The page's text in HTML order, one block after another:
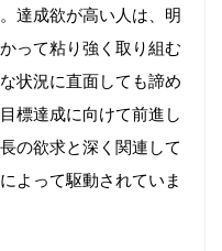
達成欲が高い人は、明
って粘り強く取り組む
状況に直面しても諦め
標達成に向けて前進し
の欲求と深く関連して
よって駆動されていま